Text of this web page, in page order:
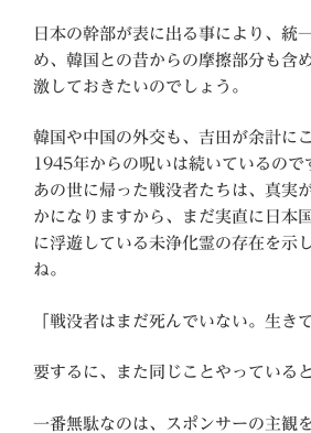
日本の幹部が表に出る事により、統
め、韓国との昔からの摩擦部分も含
激しておきたいのでしょう。
韓国や中国の外交も、吉田が余計に
1945年からの呪いは続いているので
あの世に帰った戦没者たちは、真実
かになりますから、まだ実直に日本
に浮遊している未浄化霊の存在を示
ね。
「戦没者はまだ死んでいない。生き
要するに、また同じことやっている
一番無駄なのは、スポンサーの主観